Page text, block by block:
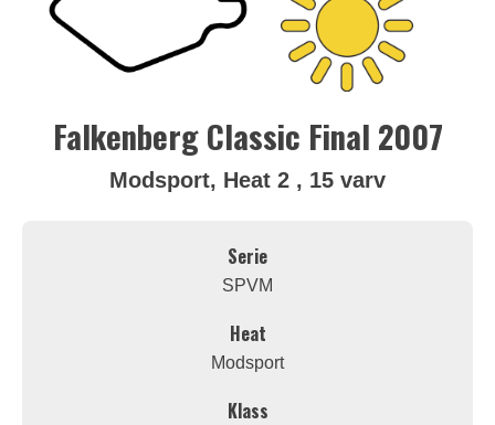
Falkenberg Classic Final 2007
Modsport, Heat 2 , 15 varv
Serie
SPVM
Heat
Modsport
Klass